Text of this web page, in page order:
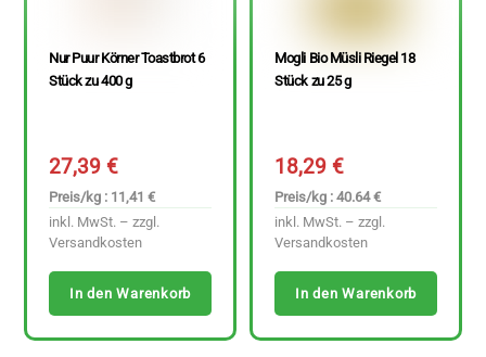
Nur Puur Körner Toastbrot 6
Stück zu 400 g
27,39€
Preis/kg : 11,41 €
inkl. MwSt. – zzgl.
Versandkosten
In den Warenkorb
Mogli Bio Müsli Riegel 18
Stück zu 25 g
18,29€
Preis/kg : 40.64 €
inkl. MwSt. – zzgl.
Versandkosten
In den Warenkorb